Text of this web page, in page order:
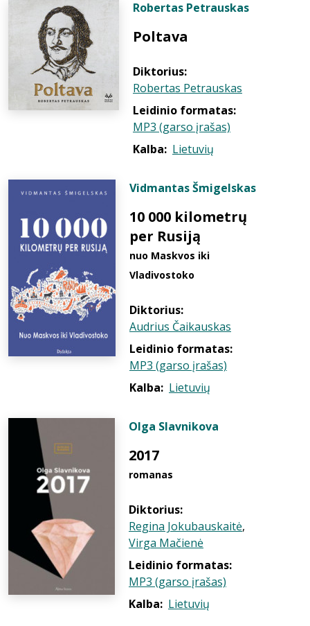
Robertas Petrauskas
Poltava
Diktorius:
Robertas Petrauskas
Leidinio formatas:
MP3 (garso įrašas)
Kalba: Lietuvių
Vidmantas Šmigelskas
10 000 kilometrų
per Rusiją
nuo Maskvos iki
Vladivostoko
Diktorius:
Audrius Čaikauskas
Leidinio formatas:
MP3 (garso įrašas)
Kalba: Lietuvių
Olga Slavnikova
2017
romanas
Diktorius:
Regina Jokubauskaitė,
Virga Mačienė
Leidinio formatas:
MP3 (garso įrašas)
Kalba: Lietuvių